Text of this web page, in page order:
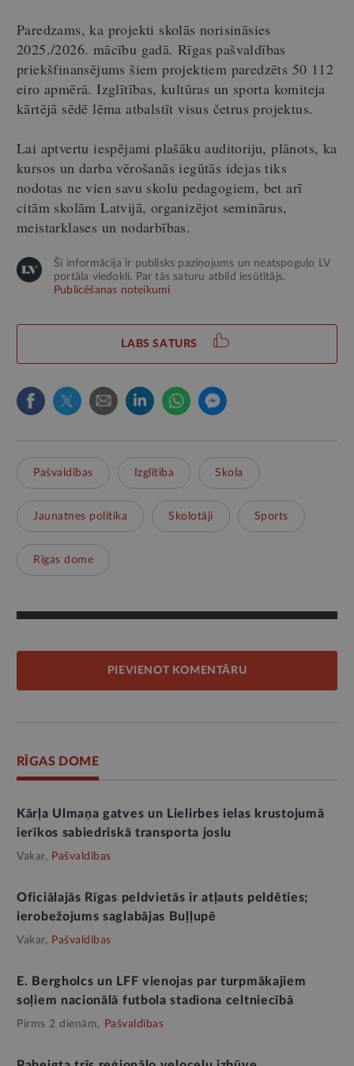
Paredzams, ka projekti skolās norisināsies
2025./2026. mācību gadā. Rīgas pašvaldības
priekšfinansējums šiem projektiem paredzēts 50 112
eiro apmērā. Izglītības, kultūras un sporta komiteja
kārtējā sēdē lēma atbalstīt visus četrus projektus.
Lai aptvertu iespējami plašāku auditoriju, plānots, ka
kursos un darba vērošanās iegūtās idejas tiks
nodotas ne vien savu skolu pedagogiem, bet arī
citām skolām Latvijā, organizējot seminārus,
meistarklases un nodarbības.
Šī informācija ir publisks paziņojums un neatspoguļo LV
portāla viedokli. Par tās saturu atbild iesūtītājs.
Publicēšanas noteikumi
LABS SATURS
Pašvaldības Izglītība Skola
Jaunatnes politika Skolotāji Sports
Rīgas dome
PIEVIENOT KOMENTĀRU
RĪGAS DOME
Kārļa Ulmaņa gatves un Lielirbes ielas krustojumā
ierīkos sabiedriskā transporta joslu
Vakar, Pašvaldības
Oficiālajās Rīgas peldvietās ir atļauts peldēties;
ierobežojums saglabājas Buļļupē
Vakar, Pašvaldības
E. Bergholcs un LFF vienojas par turpmākajiem
soļiem nacionālā futbola stadiona celtniecībā
Pirms 2 dienām, Pašvaldības